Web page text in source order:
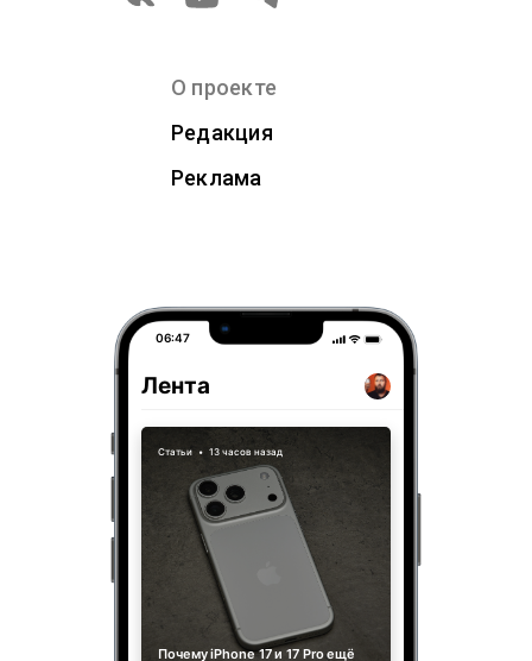
О проекте
Редакция
Реклама
06:47
Лента
Статьи • 13 часов назад
Почему iPhone 17 и 17 Pro ещё